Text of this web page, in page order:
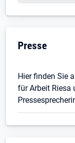
Presse
Hier finden Sie
für Arbeit Riesa